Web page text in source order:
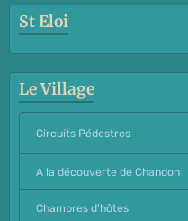
St Eloi
Le Village
Circuits Pédestres
A la découverte de Chandon
Chambres d'hôtes